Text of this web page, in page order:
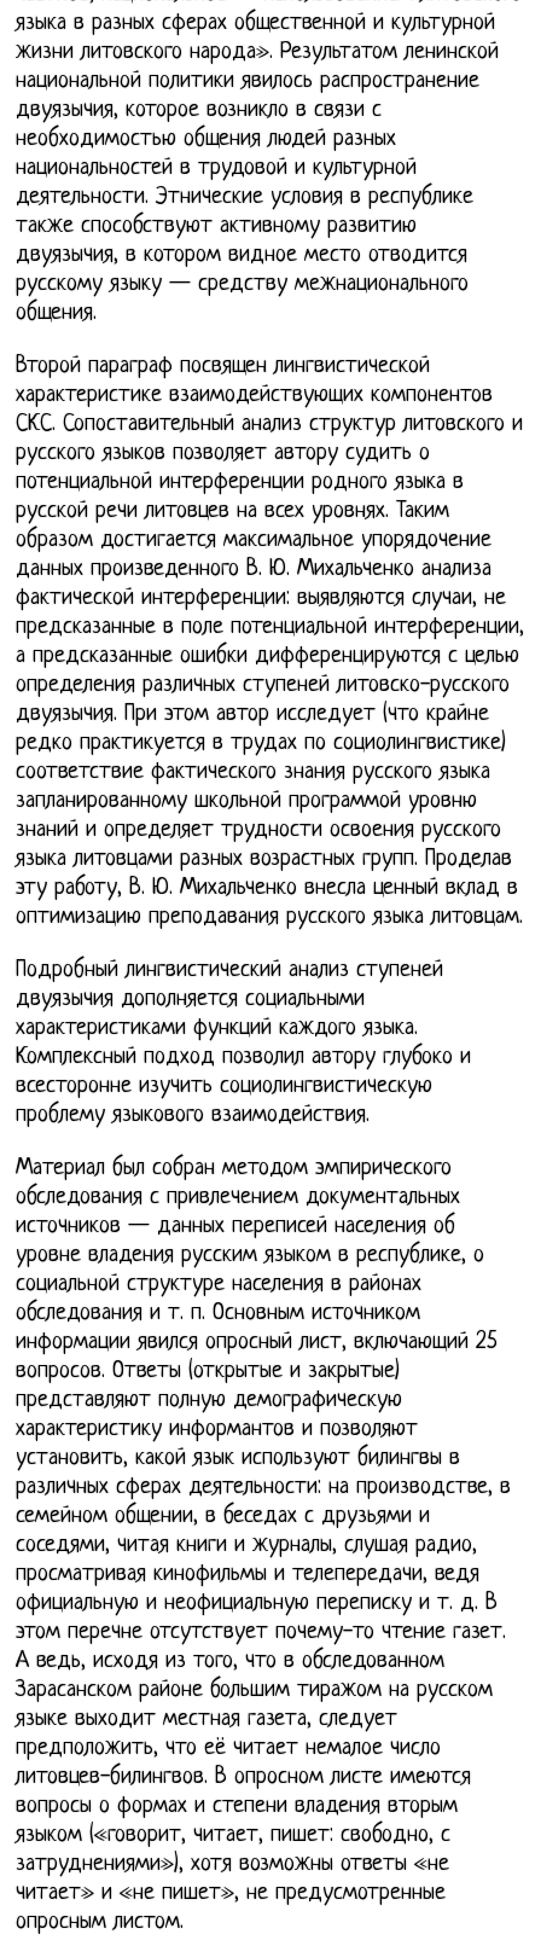
языка в разных сферах общественной и культурной
жизни литовского народа». Результатом ленинской
национальной политики явилось распространение
двуязычия, которое возникло в связи с
необходимостью общения людей разных
национальностей в трудовой и культурной
деятельности. Этнические условия в республике
также способствуют активному развитию
двуязычия, в котором видное место отводится
русскому языку — средству межнационального
общения.
Второй параграф посвящен лингвистической
характеристике взаимодействующих компонентов
СКС. Сопоставительный анализ структур литовского и
русского языков позволяет автору судить о
потенциальной интерференции родного языка в
русской речи литовцев на всех уровнях. Таким
образом достигается максимальное упорядочение
данных произведенного В. Ю. Михальченко анализа
фактической интерференции: выявляются случаи, не
предсказанные в поле потенциальной интерференции,
а предсказанные ошибки дифференцируются с целью
определения различных ступеней литовско-русского
двуязычия. При этом автор исследует (что крайне
редко практикуется в трудах по социолингвистике)
соответствие фактического знания русского языка
запланированному школьной программой уровню
знаний и определяет трудности освоения русского
языка литовцами разных возрастных групп. Проделав
эту работу, В. Ю. Михальченко внесла ценный вклад в
оптимизацию преподавания русского языка литовцам.
Подробный лингвистический анализ ступеней
двуязычия дополняется социальными
характеристиками функций каждого языка.
Комплексный подход позволил автору глубоко и
всесторонне изучить социолингвистическую
проблему языкового взаимодействия.
Материал был собран методом эмпирического
обследования с привлечением документальных
источников — данных переписей населения об
уровне владения русским языком в республике, о
социальной структуре населения в районах
обследования и т. п. Основным источником
информации явился опросный лист, включающий 25
вопросов. Ответы (открытые и закрытые)
представляют полную демографическую
характеристику информантов и позволяют
установить, какой язык используют билингвы в
различных сферах деятельности: на производстве, в
семейном общении, в беседах с друзьями и
соседями, читая книги и журналы, слушая радио,
просматривая кинофильмы и телепередачи, ведя
официальную и неофициальную переписку и т. д. В
этом перечне отсутствует почему-то чтение газет.
А ведь, исходя из того, что в обследованном
Зарасанском районе большим тиражом на русском
языке выходит местная газета, следует
предположить, что её читает немалое число
литовцев-билингвов. В опросном листе имеются
вопросы о формах и степени владения вторым
языком («говорит, читает, пишет: свободно, с
затруднениями»), хотя возможны ответы «не
читает» и «не пишет», не предусмотренные
опросным листом.